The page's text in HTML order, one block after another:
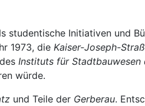
studentische Initiativen und
1973, die Kaiser-Joseph-
Instituts für Stadtbauwesen
würde.
und Teile der Gerberau.